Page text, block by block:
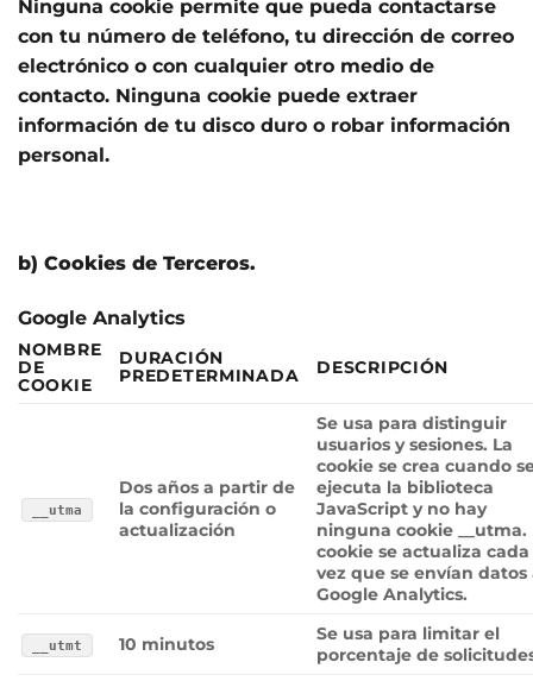
Ninguna cookie permite que pueda contactarse
con tu número de teléfono, tu dirección de correo
electrónico o con cualquier otro medio de
contacto. Ninguna cookie puede extraer
información de tu disco duro o robar información
personal.
b) Cookies de Terceros.
Google Analytics
NOMBRE
DE
COOKIE
DURACIÓN
PREDETERMINADA
DESCRIPCIÓN
__utma
Dos años a partir de
la configuración o
actualización
Se usa para distinguir
usuarios y sesiones. La
cookie se crea cuando
ejecuta la biblioteca
JavaScript y no hay
ninguna cookie __utma.
cookie se actualiza cada
vez que se envían datos
Google Analytics.
__utmt 10 minutos
Se usa para limitar el
porcentaje de